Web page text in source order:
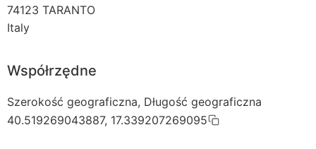
74123 TARANTO
Italy
Współrzędne
Szerokość geograficzna, Długość geograficzna
40.519269043887, 17.339207269095